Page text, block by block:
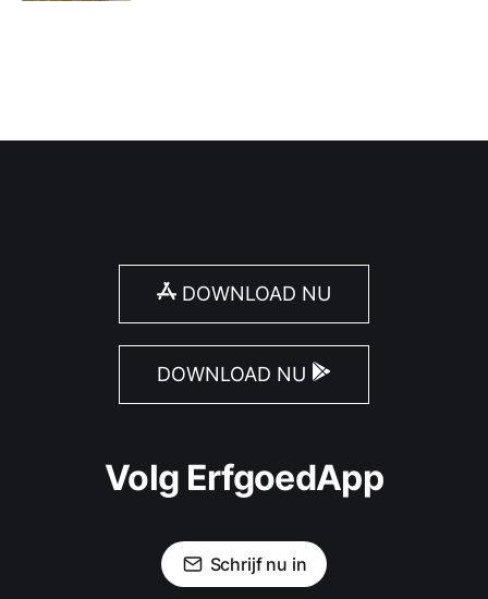
DOWNLOAD NU
DOWNLOAD NU
Volg ErfgoedApp
Schrijf nu in